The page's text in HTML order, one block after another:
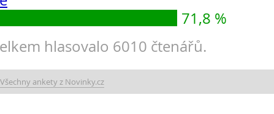
71,8 %
hlasovalo 6010 čtenářů.
Všechny ankety z Novinky.cz